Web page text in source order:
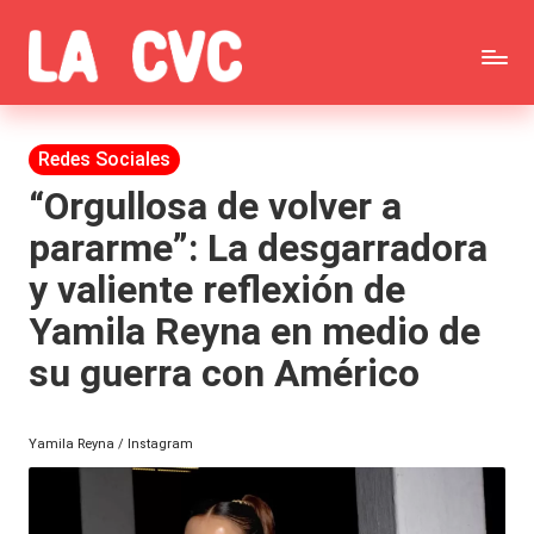
Saltar
al
contenido
C
o
p
u
c
h
a
s
y
F
Todas
las
noticias
de
la
farándula,
Realitys,
Brava,
Gran
Publicada
en
Redes Sociales
“Orgullosa de volver a
pararme”: La desgarradora
y valiente reflexión de
Yamila Reyna en medio de
su guerra con Américo
Yamila Reyna / Instagram